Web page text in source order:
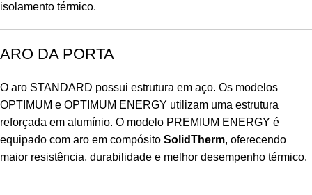
isolamento térmico.
ARO DA PORTA
O aro STANDARD possui estrutura em aço. Os modelos
OPTIMUM e OPTIMUM ENERGY utilizam uma estrutura
reforçada em alumínio. O modelo PREMIUM ENERGY é
equipado com aro em compósito SolidTherm, oferecendo
maior resistência, durabilidade e melhor desempenho térmico.